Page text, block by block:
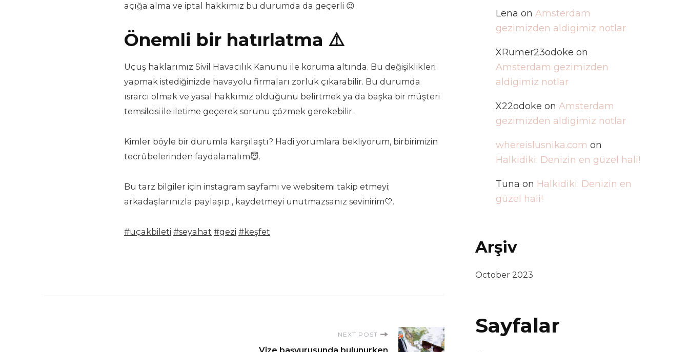
açığa alma ve iptal hakkımız bu durumda da geçerli 😉
Önemli bir hatırlatma ⚠️
Uçuş haklarımız Sivil Havacılık Kanunu ile koruma altında. Bu değişiklikleri
yapmak istediğinizde havayolu firmaları zorluk çıkarabilir. Bu durumda
ısrarcı olmak ve yasal hakkımız olduğunu belirtmek ya da başka bir müşteri
temsilcisi ile iletime geçerek sorunu çözmek gerekebilir.
Kimler böyle bir durumla karşılaştı? Hadi yorumlara bekliyorum, birbirimizin
tecrübelerinden faydalanalım😇.
Bu tarz bilgiler için instagram sayfamı ve websitemi takip etmeyi;
arkadaşlarınızla paylaşıp , kaydetmeyi unutmazsanız sevinirim🤍.
#uçakbileti #seyahat #gezi #keşfet
NEXT POST
Lena on Amsterdam
gezimizden aldigimiz notlar
XRumer23odoke on
Amsterdam gezimizden
aldigimiz notlar
X22odoke on Amsterdam
gezimizden aldigimiz notlar
whereislusnika.com on
Halkidiki: Denizin en güzel hali!
Tuna on Halkidiki: Denizin en
güzel hali!
Arşiv
October 2023
Sayfalar